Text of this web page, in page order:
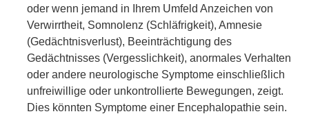
oder wenn jemand in Ihrem Umfeld Anzeichen von
Verwirrtheit, Somnolenz (Schläfrigkeit), Amnesie
(Gedächtnisverlust), Beeinträchtigung des
Gedächtnisses (Vergesslichkeit), anormales Verhalten
oder andere neurologische Symptome einschließlich
unfreiwillige oder unkontrollierte Bewegungen, zeigt.
Dies könnten Symptome einer Encephalopathie sein.